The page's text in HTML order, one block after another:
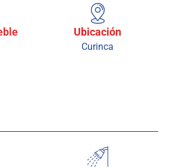
Ubicación
Curinca